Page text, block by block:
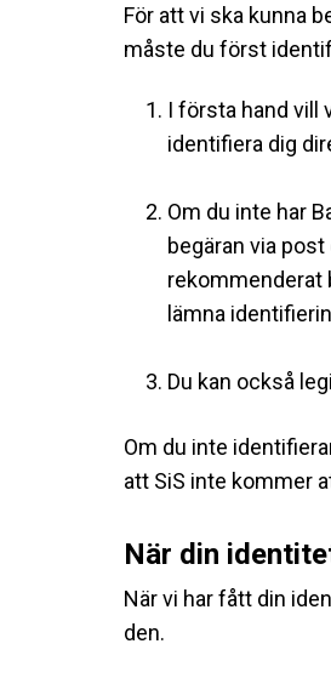
För att vi ska kunna
måste du först
I första hand vill
identifiera dig
Om du inte har
begäran via
rekommenderat
lämna
Du kan också
Om du inte
att SiS inte kommer
När din
När vi har fått din
den.